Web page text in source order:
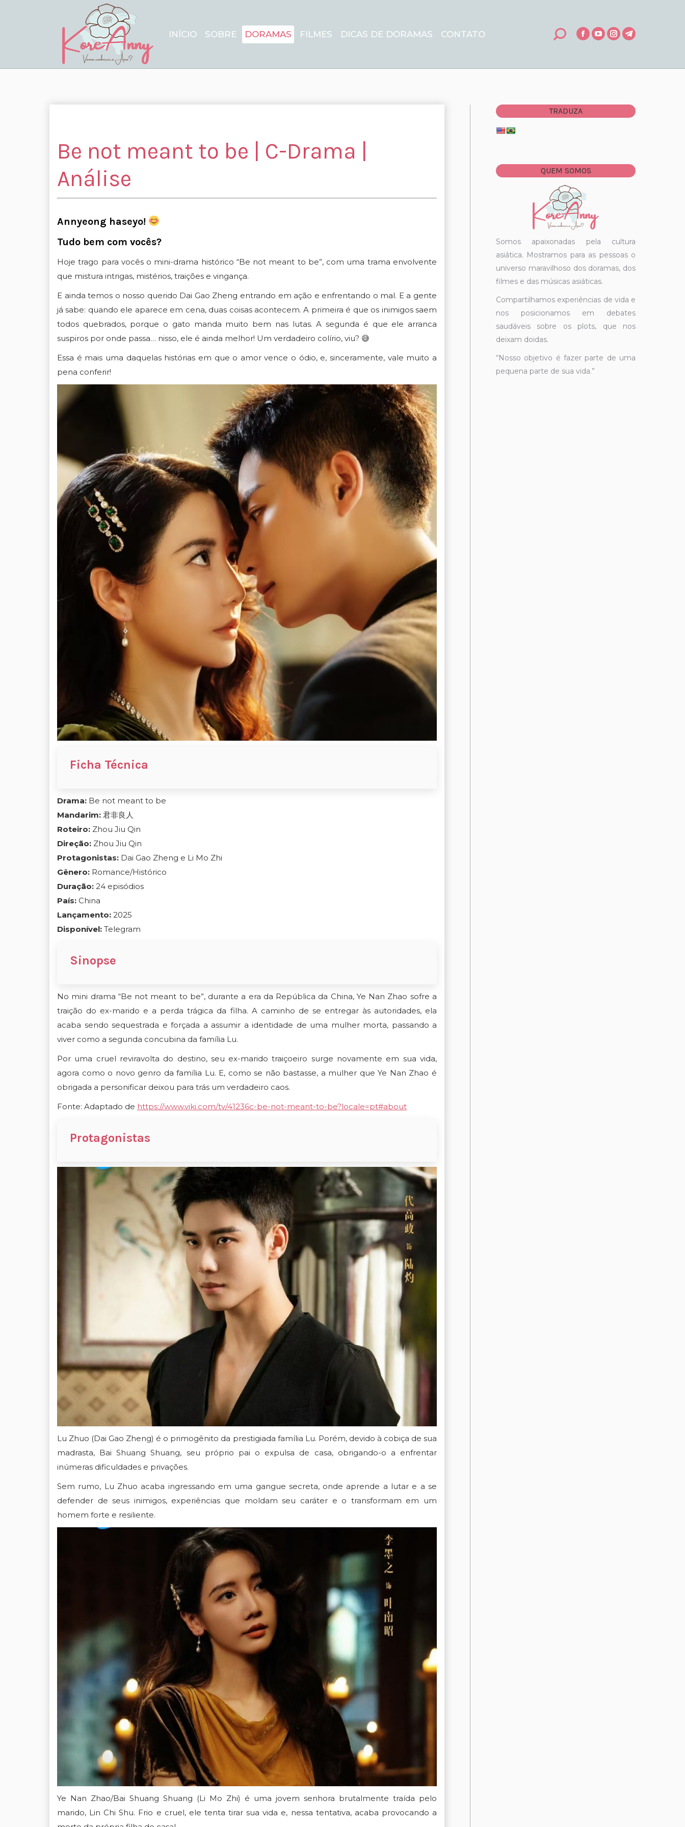
INÍCIO SOBRE DORAMAS FILMES DICAS DE DORAMAS CONTATO Search: Facebook
YouTube
Instagram
Telegram
Be not meant to be | C-Drama |
Análise
Annyeong haseyo!
Tudo bem com vocês?
Hoje trago para vocês o mini-drama histórico “Be not meant to be”, com uma trama envolvente
que mistura intrigas, mistérios, traições e vingança.
E ainda temos o nosso querido Dai Gao Zheng entrando em ação e enfrentando o mal. E a gente
já sabe: quando ele aparece em cena, duas coisas acontecem. A primeira é que os inimigos saem
todos quebrados, porque o gato manda muito bem nas lutas. A segunda é que ele arranca
suspiros por onde passa… nisso, ele é ainda melhor! Um verdadeiro colírio, viu? 😅
Essa é mais uma daquelas histórias em que o amor vence o ódio, e, sinceramente, vale muito a
pena conferir!
Ficha Técnica
Drama: Be not meant to be
Mandarim: 君非良人
Roteiro: Zhou Jiu Qin
Direção: Zhou Jiu Qin
Protagonistas: Dai Gao Zheng e Li Mo Zhi
Gênero: Romance/Histórico
Duração: 24 episódios
País: China
Lançamento: 2025
Disponível: Telegram
Sinopse
No mini drama “Be not meant to be”, durante a era da República da China, Ye Nan Zhao sofre a
traição do ex-marido e a perda trágica da filha. A caminho de se entregar às autoridades, ela
acaba sendo sequestrada e forçada a assumir a identidade de uma mulher morta, passando a
viver como a segunda concubina da família Lu.
Por uma cruel reviravolta do destino, seu ex-marido traiçoeiro surge novamente em sua vida,
agora como o novo genro da família Lu. E, como se não bastasse, a mulher que Ye Nan Zhao é
obrigada a personificar deixou para trás um verdadeiro caos.
Fonte: Adaptado de https://www.viki.com/tv/41236c-be-not-meant-to-be?locale=pt#about
Protagonistas
Lu Zhuo (Dai Gao Zheng) é o primogênito da prestigiada família Lu. Porém, devido à cobiça de sua
madrasta, Bai Shuang Shuang, seu próprio pai o expulsa de casa, obrigando-o a enfrentar
inúmeras dificuldades e privações.
Sem rumo, Lu Zhuo acaba ingressando em uma gangue secreta, onde aprende a lutar e a se
defender de seus inimigos, experiências que moldam seu caráter e o transformam em um
homem forte e resiliente.
Ye Nan Zhao/Bai Shuang Shuang (Li Mo Zhi) é uma jovem senhora brutalmente traída pelo
marido, Lin Chi Shu. Frio e cruel, ele tenta tirar sua vida e, nessa tentativa, acaba provocando a
TRADUZA
QUEM SOMOS
Somos apaixonadas pela cultura
asiática. Mostramos para as pessoas o
universo maravilhoso dos doramas, dos
filmes e das músicas asiáticas.
Compartilhamos experiências de vida e
nos posicionamos em debates
saudáveis sobre os plots, que nos
deixam doidas.
“Nosso objetivo é fazer parte de uma
pequena parte de sua vida.”